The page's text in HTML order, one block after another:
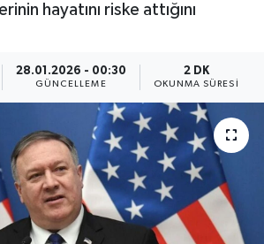
hayatını riske attığını
28.01.2026 - 00:30
GÜNCELLEME
2 DK
OKUNMA SÜRESI